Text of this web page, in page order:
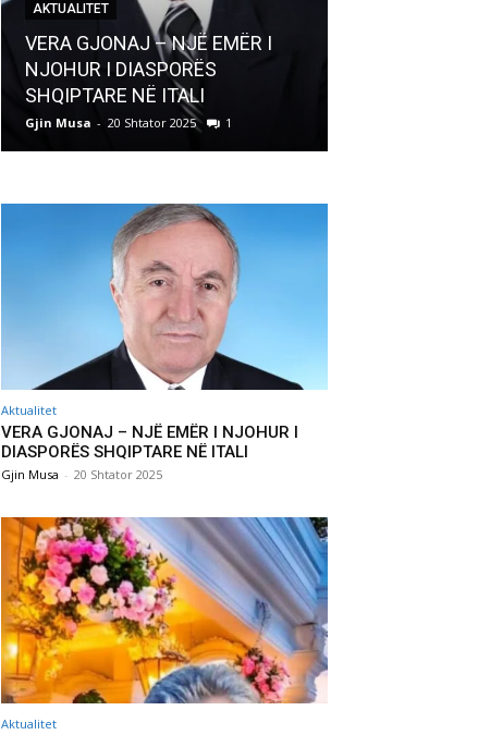
AKTUALITET
VERA GJONAJ – NJË EMËR I
NJOHUR I DIASPORËS
SHQIPTARE NË ITALI
Gjin Musa - 20 Shtator 2025 1
Aktualitet
VERA GJONAJ – NJË EMËR I NJOHUR I
DIASPORËS SHQIPTARE NË ITALI
Gjin Musa - 20 Shtator 2025
Aktualitet